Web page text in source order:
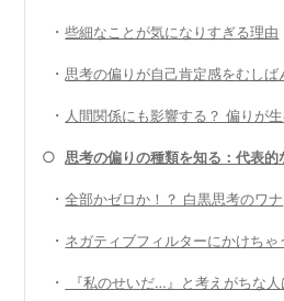
・些細なことが気になりすぎる理由
・ 思考の偏りが自己肯定感をむしば
・ 人間関係にも影響する？ 偏りが
○思考の偏りの種類を知る：代表的
・全部かゼロか！？ 白黒思考のワナ
・ ネガティブフィルターにかけちゃ
・ 『私のせいだ…』と考えがちな人